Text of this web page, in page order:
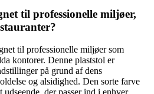
til professionelle miljøer,
til professionelle miljøer som
kontorer. Denne plaststol er
på grund af dens
og alsidighed. Den sorte farve